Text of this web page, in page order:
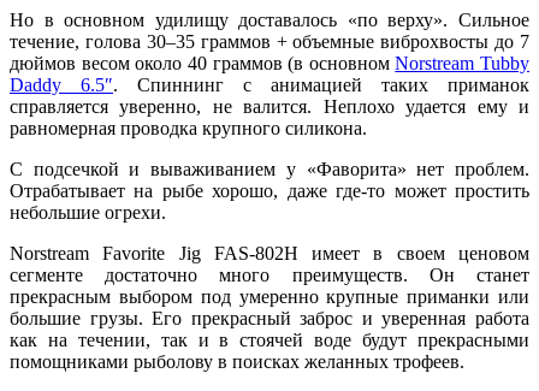
Но в основном удилищу доставалось «по верху». Сильное
течение, голова 30–35 граммов + объемные виброхвосты до 7
дюймов весом около 40 граммов (в основномNorstream Tubby
Daddy 6.5″. Спиннинг с анимацией таких приманок
справляется уверенно, не валится. Неплохо удается ему и
равномерная проводка крупного силикона.
С подсечкой и вываживанием у «Фаворита» нет проблем.
Отрабатывает на рыбе хорошо, даже где-то может простить
небольшие огрехи.
Norstream Favorite Jig FAS-802H имеет в своем ценовом
сегменте достаточно много преимуществ. Он станет
прекрасным выбором под умеренно крупные приманки или
большие грузы. Его прекрасный заброс и уверенная работа
как на течении, так и в стоячей воде будут прекрасными
помощниками рыболову в поисках желанных трофеев.